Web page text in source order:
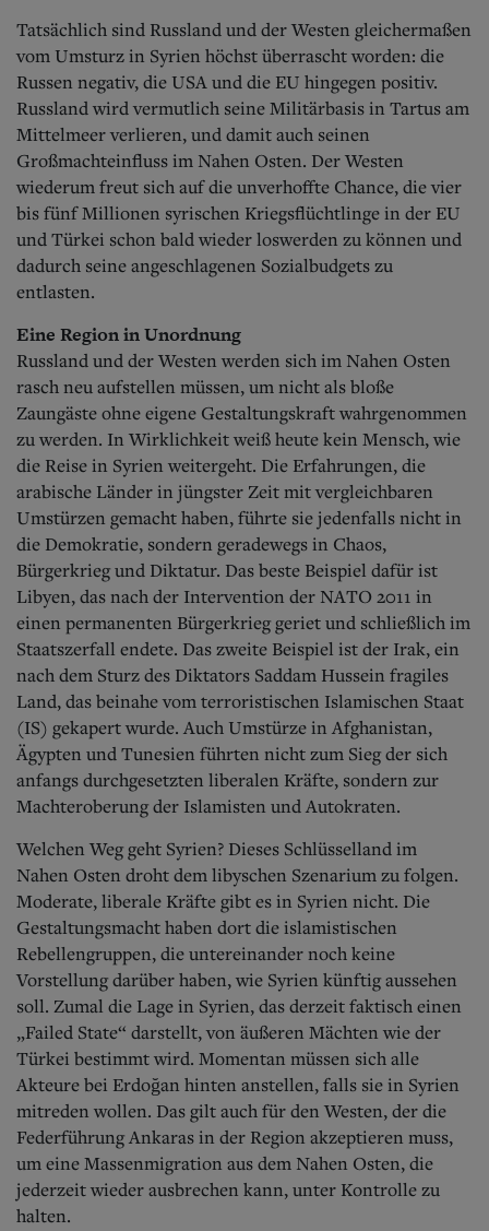
Tatsächlich sind Russland und der Westen gleichermaßen
vom Umsturz in Syrien höchst überrascht worden: die
Russen negativ, die USA und die EU hingegen positiv.
Russland wird vermutlich seine Militärbasis in Tartus am
Mittelmeer verlieren, und damit auch seinen
Großmachteinfluss im Nahen Osten. Der Westen
wiederum freut sich auf die unverhoffte Chance, die vier
bis fünf Millionen syrischen Kriegsflüchtlinge in der EU
und Türkei schon bald wieder loswerden zu können und
dadurch seine angeschlagenen Sozialbudgets zu
entlasten.
Eine Region in Unordnung
Russland und der Westen werden sich im Nahen Osten
rasch neu aufstellen müssen, um nicht als bloße
Zaungäste ohne eigene Gestaltungskraft wahrgenommen
zu werden. In Wirklichkeit weiß heute kein Mensch, wie
die Reise in Syrien weitergeht. Die Erfahrungen, die
arabische Länder in jüngster Zeit mit vergleichbaren
Umstürzen gemacht haben, führte sie jedenfalls nicht in
die Demokratie, sondern geradewegs in Chaos,
Bürgerkrieg und Diktatur. Das beste Beispiel dafür ist
Libyen, das nach der Intervention der NATO 2011 in
einen permanenten Bürgerkrieg geriet und schließlich im
Staatszerfall endete. Das zweite Beispiel ist der Irak, ein
nach dem Sturz des Diktators Saddam Hussein fragiles
Land, das beinahe vom terroristischen Islamischen Staat
(IS) gekapert wurde. Auch Umstürze in Afghanistan,
Ägypten und Tunesien führten nicht zum Sieg der sich
anfangs durchgesetzten liberalen Kräfte, sondern zur
Machteroberung der Islamisten und Autokraten.
Welchen Weg geht Syrien? Dieses Schlüsselland im
Nahen Osten droht dem libyschen Szenarium zu folgen.
Moderate, liberale Kräfte gibt es in Syrien nicht. Die
Gestaltungsmacht haben dort die islamistischen
Rebellengruppen, die untereinander noch keine
Vorstellung darüber haben, wie Syrien künftig aussehen
soll. Zumal die Lage in Syrien, das derzeit faktisch einen
„Failed State“ darstellt, von äußeren Mächten wie der
Türkei bestimmt wird. Momentan müssen sich alle
Akteure bei Erdoğan hinten anstellen, falls sie in Syrien
mitreden wollen. Das gilt auch für den Westen, der die
Federführung Ankaras in der Region akzeptieren muss,
um eine Massenmigration aus dem Nahen Osten, die
jederzeit wieder ausbrechen kann, unter Kontrolle zu
halten.